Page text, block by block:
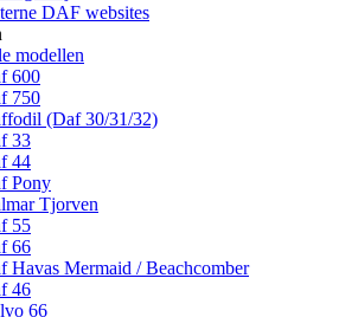
DAF websites
modellen
600
750
(Daf 30/31/32)
33
44
Pony
Tjorven
55
66
Havas Mermaid / Beachcomber
46
66